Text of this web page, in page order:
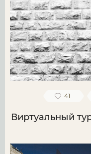
41
Виртуальный